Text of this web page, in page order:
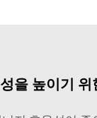
을 높이기 위